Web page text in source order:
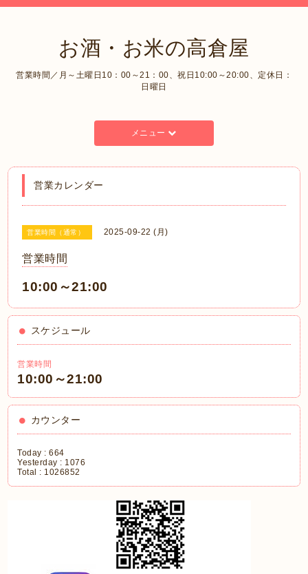
お酒・お米の高倉屋
営業時間／月～土曜日10：00～21：00、祝日10:00～20:00、定休日：
日曜日
メニュー
営業カレンダー
営業時間（通常） 2025-09-22 (月)
営業時間
10:00～21:00
スケジュール
営業時間
10:00～21:00
カウンター
Today :664
Yesterday : 1076
Total : 1026852